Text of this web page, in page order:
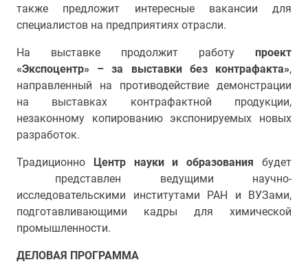
также предложит интересные вакансии для
специалистов на предприятиях отрасли.
На выставке продолжит работу проект
«Экспоцентр» – за выставки без контрафакта»,
направленный на противодействие демонстрации
на выставках контрафактной продукции,
незаконному копированию экспонируемых новых
разработок.
Традиционно Центр науки и образованиябудет
представлен ведущими научно-
исследовательскими институтами РАН и ВУЗами,
подготавливающими кадры для химической
промышленности.
ДЕЛОВАЯ ПРОГРАММА